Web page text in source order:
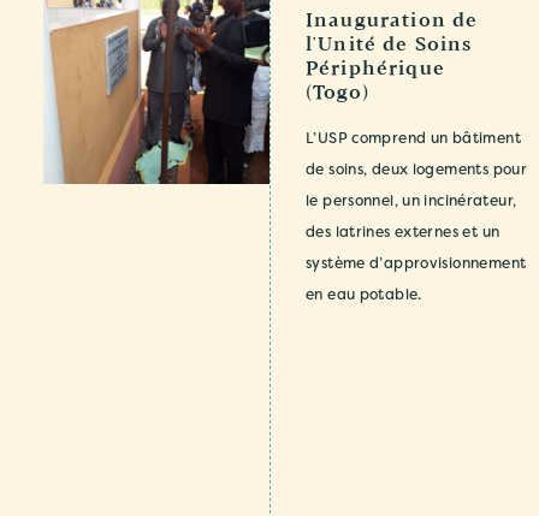
Inauguration de
l'Unité de Soins
Périphérique
(Togo)
L’USP comprend un bâtiment
de soins, deux logements pour
le personnel, un incinérateur,
des latrines externes et un
système d’approvisionnement
en eau potable.